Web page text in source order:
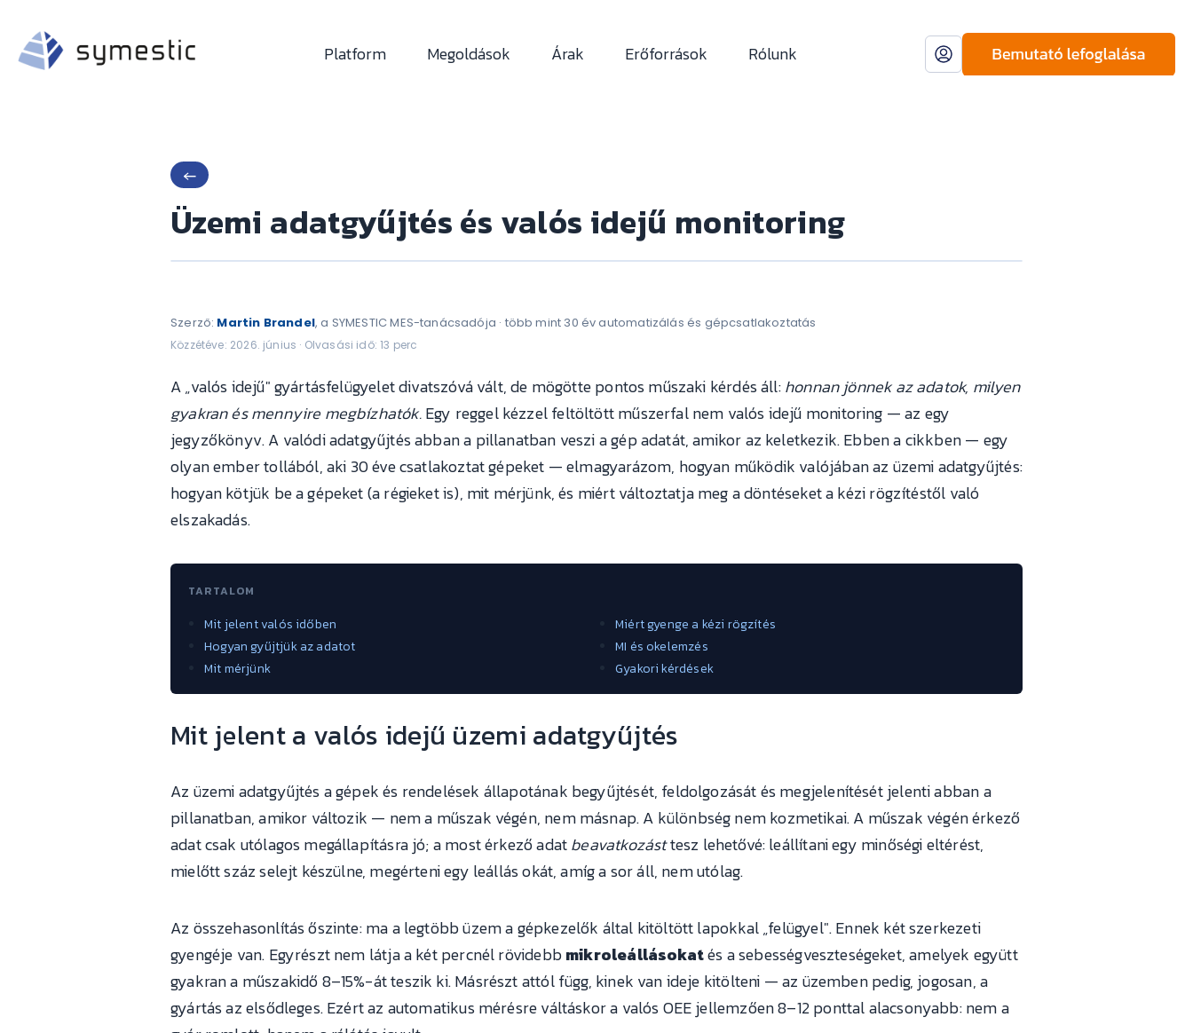
Platform Megoldások Árak Erőforrások Rólunk
←
Üzemi adatgyűjtés és valós idejű monitoring
Szerző: Martin Brandel, a SYMESTIC MES-tanácsadója · több mint 30 év automatizálás és gépcsatlakoztatás
Közzétéve: 2026. június · Olvasási idő: 13 perc
A „valós idejű" gyártásfelügyelet divatszóvá vált, de mögötte pontos műszaki kérdés áll:honnan jönnek az adatok, milyen
gyakran és mennyire megbízhatók.Egy reggel kézzel feltöltött műszerfal nem valós idejű monitoring — az egy
jegyzőkönyv. A valódi adatgyűjtés abban a pillanatban veszi a gép adatát, amikor az keletkezik. Ebben a cikkben — egy
olyan ember tollából, aki 30 éve csatlakoztat gépeket — elmagyarázom, hogyan működik valójában az üzemi adatgyűjtés:
hogyan kötjük be a gépeket (a régieket is), mit mérjünk, és miért változtatja meg a döntéseket a kézi rögzítéstől való
elszakadás.
TARTALOM
Mit jelent valós időben
Hogyan gyűjtjük az adatot
Mit mérjünk
Miért gyenge a kézi rögzítés
MI és okelemzés
Gyakori kérdések
Mit jelent a valós idejű üzemi adatgyűjtés
Az üzemi adatgyűjtés a gépek és rendelések állapotának begyűjtését, feldolgozását és megjelenítését jelenti abban a
pillanatban, amikor változik — nem a műszak végén, nem másnap. A különbség nem kozmetikai. A műszak végén érkező
adat csak utólagos megállapításra jó; a most érkező adatbeavatkozásttesz lehetővé: leállítani egy minőségi eltérést,
mielőtt száz selejt készülne, megérteni egy leállás okát, amíg a sor áll, nem utólag.
Az összehasonlítás őszinte: ma a legtöbb üzem a gépkezelők által kitöltött lapokkal „felügyel". Ennek két szerkezeti
gyengéje van. Egyrészt nem látja a két percnél rövidebbmikroleállásokatés a sebességveszteségeket, amelyek együtt
gyakran a műszakidő 8–15%-át teszik ki. Másrészt attól függ, kinek van ideje kitölteni — az üzemben pedig, jogosan, a
gyártás az elsődleges. Ezért az automatikus mérésre váltáskor a valós OEE jellemzően 8–12 ponttal alacsonyabb: nem a